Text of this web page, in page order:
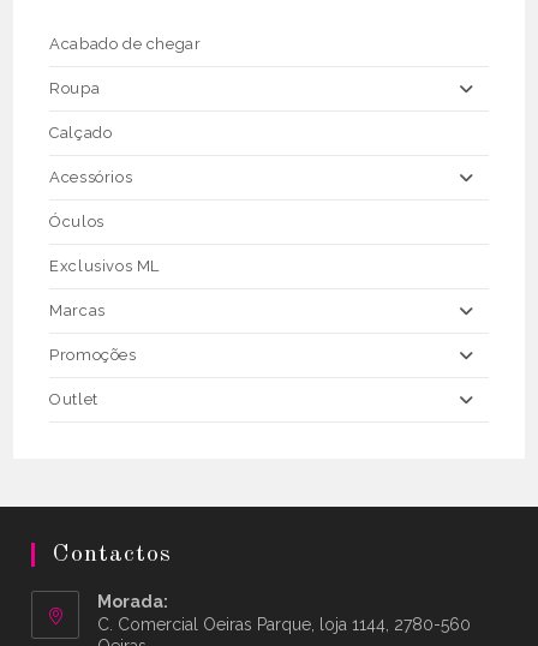
Acabado de chegar
Roupa
Calçado
Acessórios
Óculos
Exclusivos ML
Marcas
Promoções
Outlet
Contactos
Morada:
C. Comercial Oeiras Parque, loja 1144, 2780-560